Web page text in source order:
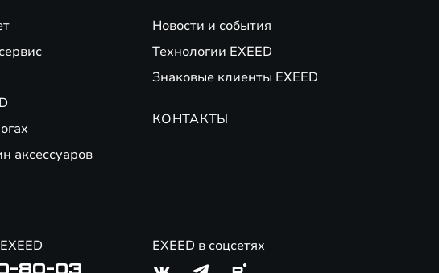
аксессуаров
Новости и события
Технологии EXEED
Знаковые клиенты EXEED
КОНТАКТЫ
EXEED в соцсетях